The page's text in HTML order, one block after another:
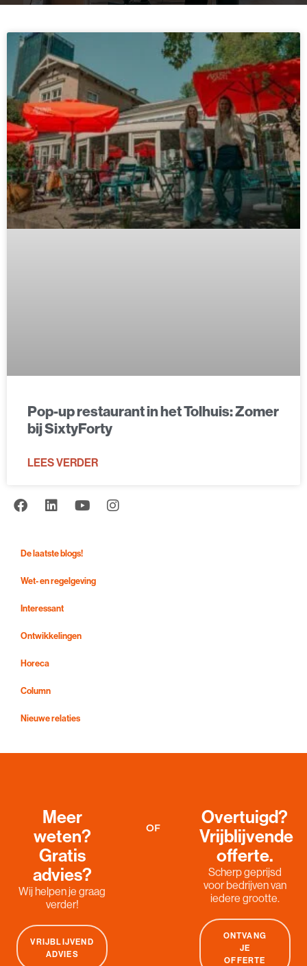
Pop-up restaurant in het Tolhuis: Zomer
bij SixtyForty
LEES VERDER
De laatste blogs!
Wet- en regelgeving
Interessant
Ontwikkelingen
Horeca
Column
Nieuwe relaties
Meer
weten?
Gratis
advies?
Wij helpen je graag
verder!
VRIJBLIJVEND
ADVIES
OF
Overtuigd?
Vrijblijvende
offerte.
Scherp geprijsd
voor bedrijven van
iedere grootte.
ONTVANG
JE
OFFERTE